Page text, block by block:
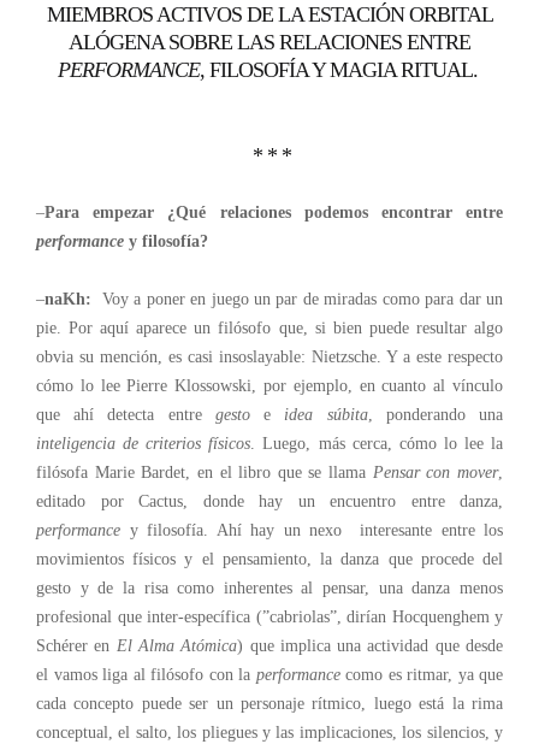
MIEMBROS ACTIVOS DE LA ESTACIÓN ORBITAL
ALÓGENA SOBRE LAS RELACIONES ENTRE
PERFORMANCE, FILOSOFÍA Y MAGIA RITUAL.
* * *
–Para empezar ¿Qué relaciones podemos encontrar entre
performance y filosofía?
–naKh: Voy a poner en juego un par de miradas como para dar un
pie. Por aquí aparece un filósofo que, si bien puede resultar algo
obvia su mención, es casi insoslayable: Nietzsche. Y a este respecto
cómo lo lee Pierre Klossowski, por ejemplo, en cuanto al vínculo
que ahí detecta entre gestoe idea súbita, ponderando una
inteligencia de criterios físicos . Luego, más cerca, cómo lo lee la
filósofa Marie Bardet, en el libro que se llama Pensar con mover,
editado por Cactus, donde hay un encuentro entre danza,
performance y filosofía. Ahí hay un nexo interesante entre los
movimientos físicos y el pensamiento, la danza que procede del
gesto y de la risa como inherentes al pensar, una danza menos
profesional que inter-específica (”cabriolas”, dirían Hocquenghem y
Schérer en El Alma Atómica) que implica una actividad que desde
el vamos liga al filósofo con la performancecomo es ritmar, ya que
cada concepto puede ser un personaje rítmico, luego está la rima
conceptual, el salto, los pliegues y las implicaciones, los silencios, y